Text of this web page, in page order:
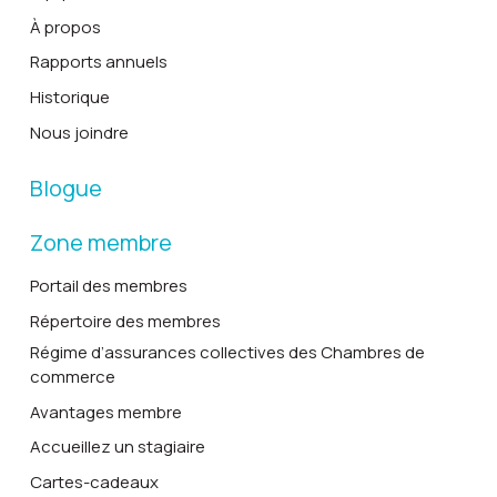
À propos
Rapports annuels
Historique
Nous joindre
Blogue
Zone membre
Portail des membres
Répertoire des membres
Régime d’assurances collectives des Chambres de
commerce
Avantages membre
Accueillez un stagiaire
Cartes-cadeaux